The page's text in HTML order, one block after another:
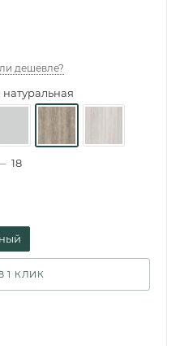
дешевле?
натуральная
18
1 КЛИК